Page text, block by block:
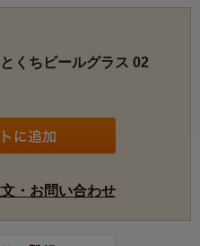
くちビールグラス 02
・お問い合わせ